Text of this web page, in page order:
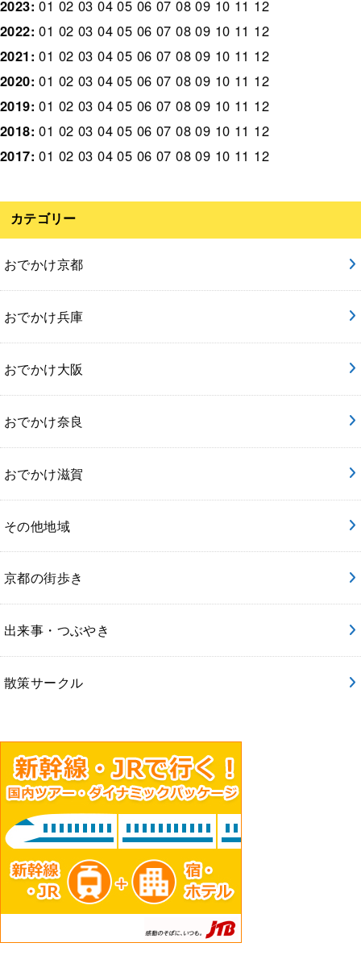
2023:01 02 03 04 05 06 07 08 09 10 11 12
2022:01 02 03 04 05 06 07 08 09 10 11 12
2021:01 02 03 04 05 06 07 08 09 10 11 12
2020:01 02 03 04 05 06 07 08 09 10 11 12
2019:01 02 03 04 05 06 07 08 09 10 11 12
2018:01 02 03 04 05 06 07 08 09 10 11 12
2017:01 02 03 04 05 06 07 08 09 10 11 12
カテゴリー
おでかけ京都
おでかけ兵庫
おでかけ大阪
おでかけ奈良
おでかけ滋賀
その他地域
京都の街歩き
出来事・つぶやき
散策サークル